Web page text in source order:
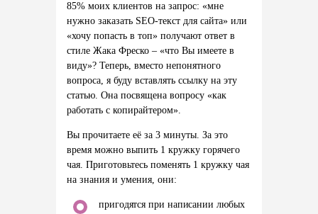
85% моих клиентов на запрос: «мне
нужно заказать SEO-текст для сайта» или
«хочу попасть в топ» получают ответ в
стиле Жака Фреско – «что Вы имеете в
виду»? Теперь, вместо непонятного
вопроса, я буду вставлять ссылку на эту
статью. Она посвящена вопросу «как
работать с копирайтером».
Вы прочитаете её за 3 минуты. За это
время можно выпить 1 кружку горячего
чая. Приготовьтесь поменять 1 кружку чая
на знания и умения, они:
пригодятся при написании любых